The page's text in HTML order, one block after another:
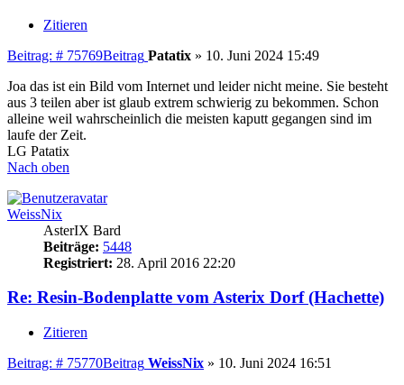
Zitieren
Beitrag: # 75769Beitrag Patatix » 10. Juni 2024 15:49
Joa das ist ein Bild vom Internet und leider nicht meine. Sie besteht
aus 3 teilen aber ist glaub extrem schwierig zu bekommen. Schon
alleine weil wahrscheinlich die meisten kaputt gegangen sind im
laufe der Zeit.
LG Patatix
Nach oben
WeissNix
AsterIX Bard
Beiträge: 5448
Registriert: 28. April 2016 22:20
Re: Resin-Bodenplatte vom Asterix Dorf (Hachette)
Zitieren
Beitrag: # 75770Beitrag WeissNix » 10. Juni 2024 16:51